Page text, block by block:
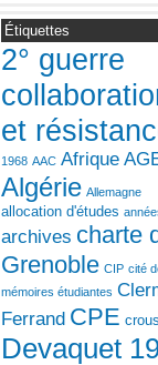
Étiquettes
2° guerre
et
1968 AAC Afrique
Algérie Allemagne
allocation d'études
archives charte
Grenoble CIP cité
mémoires étudiantes
Ferrand CPE crous
Devaquet